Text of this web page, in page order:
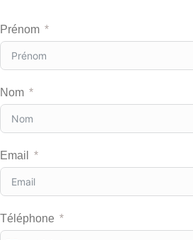
Prénom
Nom
Email
Téléphone